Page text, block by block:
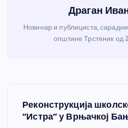
Драган
Новинар и публициста,
општине Трстеник од
Реконструкција
“Истра” у Врњачкој